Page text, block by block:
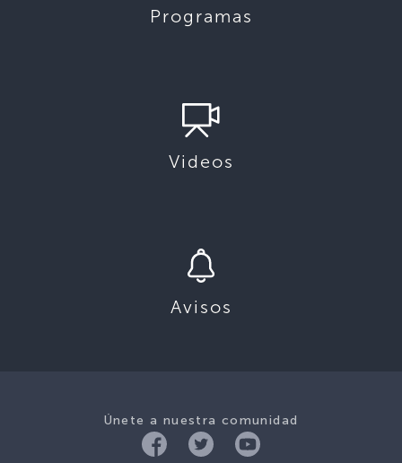
Programas
Videos
Avisos
Únete a nuestra comunidad